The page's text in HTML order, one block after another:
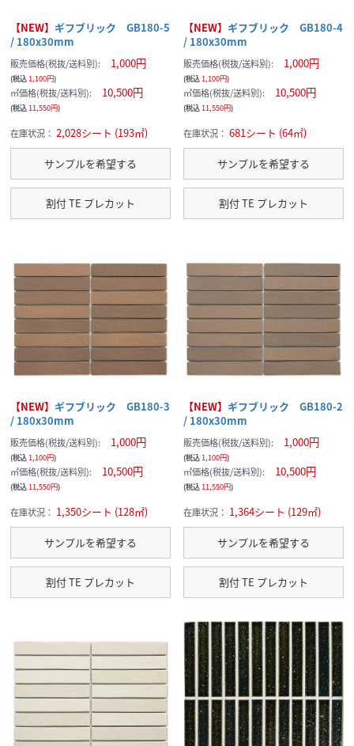
【NEW】 ギフブリック GB180-5
/ 180x30mm
販売価格(税抜/送料別): 1,000円
(税込1,100円)
㎡価格(税抜/送料別): 10,500円
(税込11,550円)
在庫状況： 2,028シート (193㎡)
サンプルを希望する
割付 TE プレカット
【NEW】 ギフブリック GB180-4
/ 180x30mm
販売価格(税抜/送料別): 1,000円
(税込1,100円)
㎡価格(税抜/送料別): 10,500円
(税込11,550円)
在庫状況： 681シート (64㎡)
サンプルを希望する
割付 TE プレカット
【NEW】 ギフブリック GB180-3
/ 180x30mm
販売価格(税抜/送料別): 1,000円
(税込1,100円)
㎡価格(税抜/送料別): 10,500円
(税込11,550円)
在庫状況： 1,350シート (128㎡)
サンプルを希望する
割付 TE プレカット
【NEW】 ギフブリック GB180-2
/ 180x30mm
販売価格(税抜/送料別): 1,000円
(税込1,100円)
㎡価格(税抜/送料別): 10,500円
(税込11,550円)
在庫状況： 1,364シート (129㎡)
サンプルを希望する
割付 TE プレカット